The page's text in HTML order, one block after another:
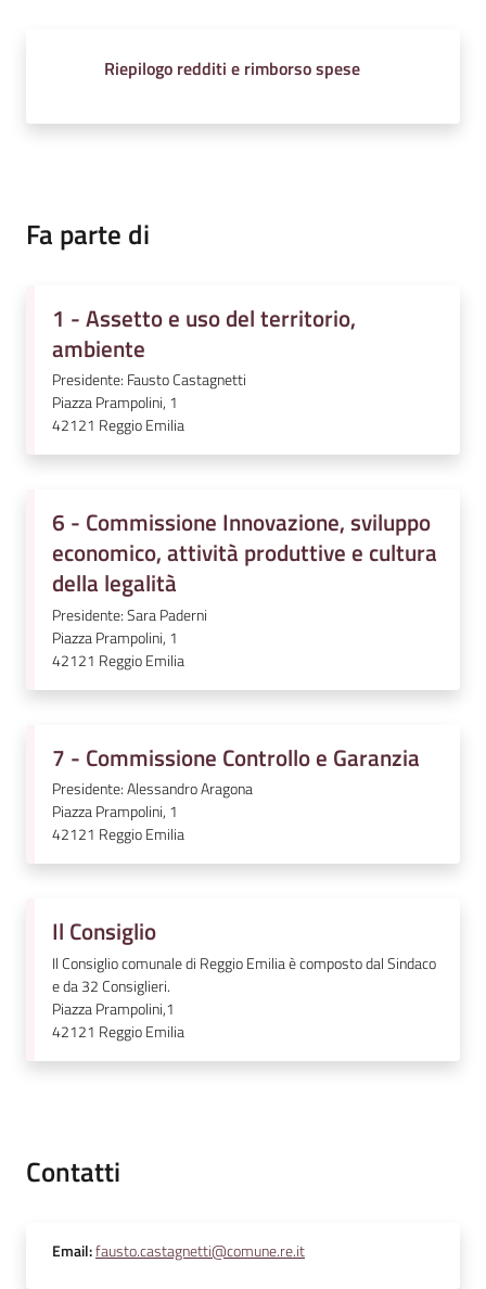
Riepilogo redditi e rimborso spese
Fa parte di
1 - Assetto e uso del territorio,
ambiente
Presidente: Fausto Castagnetti
Piazza Prampolini, 1
42121 Reggio Emilia
6 - Commissione Innovazione, sviluppo
economico, attività produttive e cultura
della legalità
Presidente: Sara Paderni
Piazza Prampolini, 1
42121 Reggio Emilia
7 - Commissione Controllo e Garanzia
Presidente: Alessandro Aragona
Piazza Prampolini, 1
42121 Reggio Emilia
Il Consiglio
Il Consiglio comunale di Reggio Emilia è composto dal Sindaco
e da 32 Consiglieri.
Piazza Prampolini,1
42121 Reggio Emilia
Contatti
Email:fausto.castagnetti@comune.re.it